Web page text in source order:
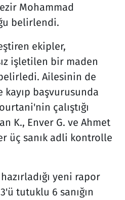
Mohammad
belirlendi.
ekipler,
işletilen bir maden
belirledi. Ailesinin de
başvurusunda
çalıştığı
K., Enver G. ve Ahmet
üç sanık adli kontrolle
yeni rapor
tutuklu 6 sanığın